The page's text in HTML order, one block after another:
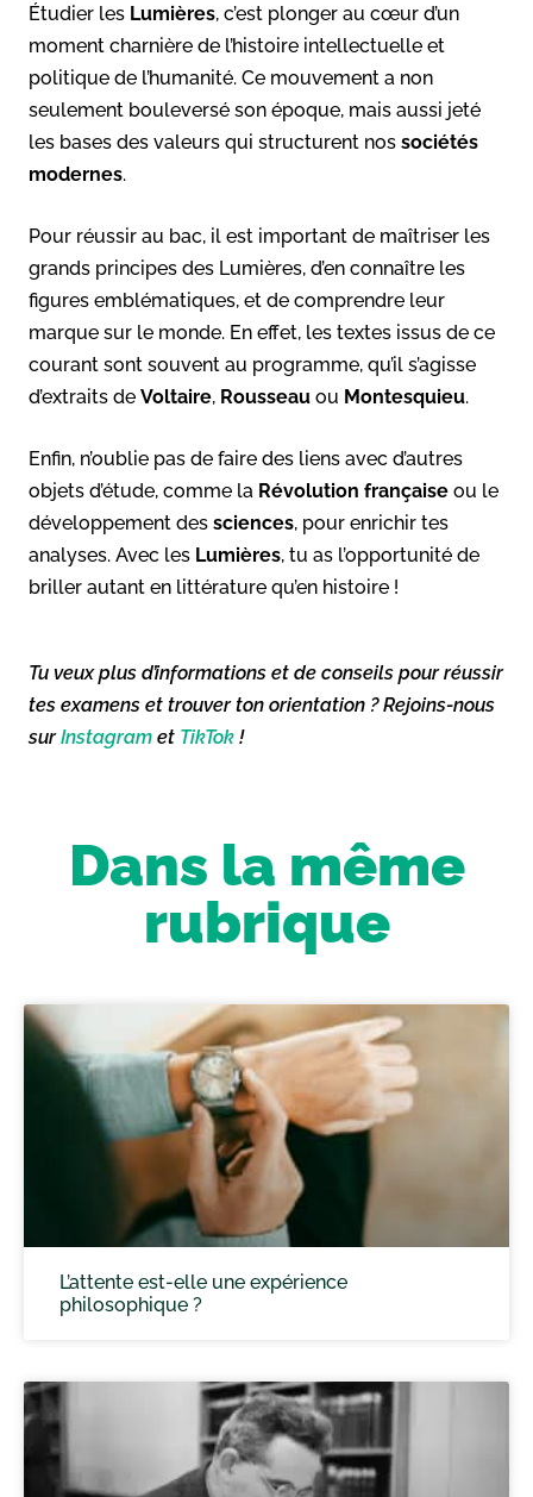
Étudier les Lumières, c’est plonger au cœur d’un
moment charnière de l’histoire intellectuelle et
politique de l’humanité. Ce mouvement a non
seulement bouleversé son époque, mais aussi jeté
les bases des valeurs qui structurent nos sociétés
modernes.
Pour réussir au bac, il est important de maîtriser les
grands principes des Lumières, d’en connaître les
figures emblématiques, et de comprendre leur
marque sur le monde. En effet, les textes issus de ce
courant sont souvent au programme, qu’il s’agisse
d’extraits de Voltaire, Rousseau ou Montesquieu.
Enfin, n’oublie pas de faire des liens avec d’autres
objets d’étude, comme la Révolution française ou le
développement des sciences, pour enrichir tes
analyses. Avec les Lumières, tu as l’opportunité de
briller autant en littérature qu’en histoire !
Tu veux plus d’informations et de conseils pour réussir
tes examens et trouver ton orientation ? Rejoins-nous
surInstagram et TikTok !
Dans la même
rubrique
L’attente est-elle une expérience
philosophique ?